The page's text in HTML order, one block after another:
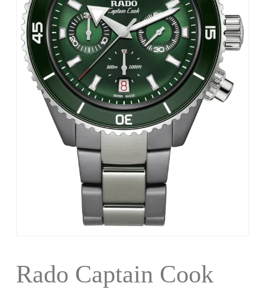
Rado Captain Cook